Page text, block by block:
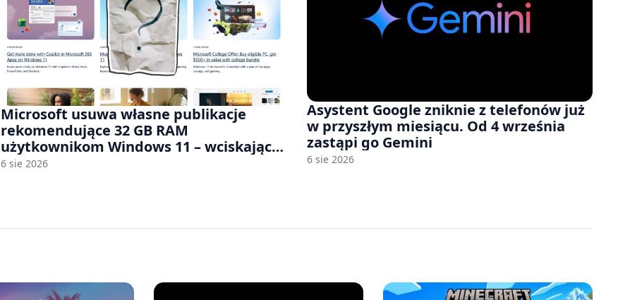
Microsoft usuwa własne publikacje
rekomendujące 32 GB RAM
użytkownikom Windows 11 – wciskając
nam przy tym komputery z 8 GB RAM po
6 sie 2026
Asystent Google zniknie z telefonów już
w przyszłym miesiącu. Od 4 września
zastąpi go Gemini
6 sie 2026